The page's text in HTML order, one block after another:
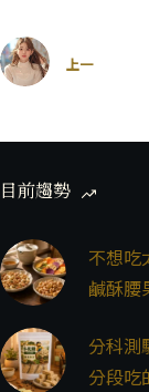
上一
目前趨勢
不想吃
鹹酥腰
分科測
分段吃